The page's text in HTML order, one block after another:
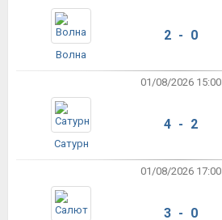
Волна
2 - 0
01/08/2026 15:00
Сатурн
4 - 2
01/08/2026 17:00
3 - 0